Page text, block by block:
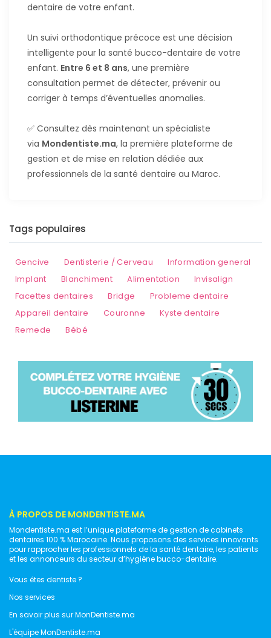
dentaire de votre enfant.
Un suivi orthodontique précoce est une décision
intelligente pour la santé bucco-dentaire de votre
enfant. Entre 6 et 8 ans, une première
consultation permet de détecter, prévenir ou
corriger à temps d’éventuelles anomalies.
✅ Consultez dès maintenant un spécialiste
via Mondentiste.ma, la première plateforme de
gestion et de mise en relation dédiée aux
professionnels de la santé dentaire au Maroc.
Tags populaires
Gencive Dentisterie / Cerveau
Information general
Implant
Blanchiment Alimentation
Invisalign
Facettes dentaires
Bridge
Probleme dentaire
Appareil dentaire
Couronne
Kyste dentaire
Remede
Bébé
À PROPOS DE MONDENTISTE.MA
Mondentiste.ma est l’unique plateforme de gestion de cabinets
dentaires 100 % Marocaine. Nous proposons des services innovants
pour rapprocher les professionnels de la santé dentaire, les patients
et les annonceurs du secteur d’hygiène bucco-dentaire.
Vous êtes dentiste ?
Nos services
En savoir plus sur MonDentiste.ma
L'équipe MonDentiste.ma